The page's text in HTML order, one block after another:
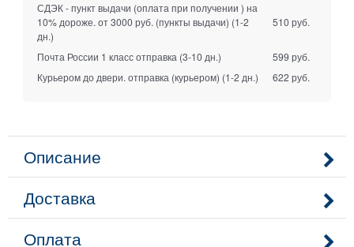
СДЭК - пункт выдачи (оплата при получении ) на
10% дороже. от 3000 руб. (пункты выдачи) (1-2
дн.)
510 руб.
Почта России 1 класс отправка (3-10 дн.)
599 руб.
Курьером до двери. отправка (курьером) (1-2 дн.) 622 руб.
Описание
Доставка
Оплата